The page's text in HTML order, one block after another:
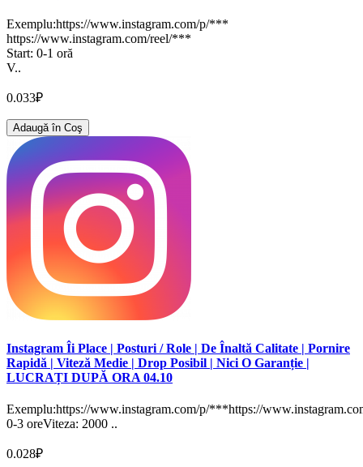
Exemplu:https://www.instagram.com/p/***
https://www.instagram.com/reel/***
Start: 0-1 oră
V..
0.033₽
Adaugă în Coş
Instagram Îi Place | Posturi / Role | De Înaltă Calitate | Pornire
Rapidă | Viteză Medie | Drop Posibil | Nici O Garanție |
LUCRAȚI DUPĂ ORA 04.10
Exemplu:https://www.instagram.com/p/***https://
0-3 oreViteza: 2000 ..
0.028₽